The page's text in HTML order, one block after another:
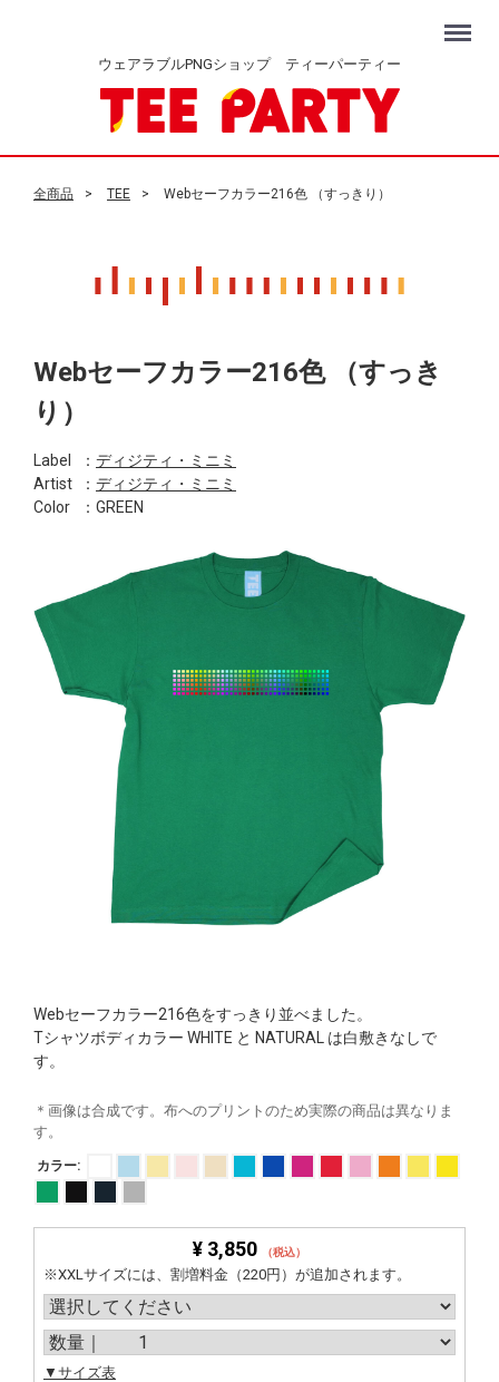
ウェアラブルPNGショップ ティーパーティー
Menu
全商品 TEE Webセーフカラー216色 （すっきり）
Webセーフカラー216色 （すっき
り）
Label ： ディジティ・ミニミ
Artist
： ディジティ・ミニミ
Color
：GREEN
Webセーフカラー216色をすっきり並べました。
Tシャツボディカラー WHITE と NATURAL は白敷きなしで
す。
＊画像は合成です。布へのプリントのため実際の商品は異なりま
す。
カラー:
¥ 3,850 （税込）
※XXLサイズには、割増料金（220円）が追加されます。
▼サイズ表